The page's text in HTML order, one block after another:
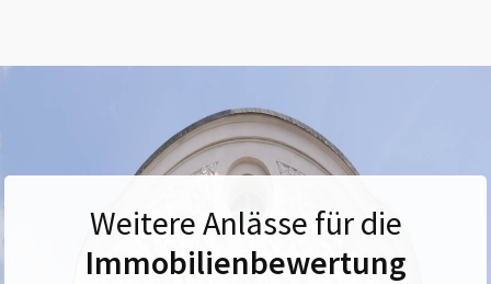
Weitere Anlässe für die
Immobilienbewertung